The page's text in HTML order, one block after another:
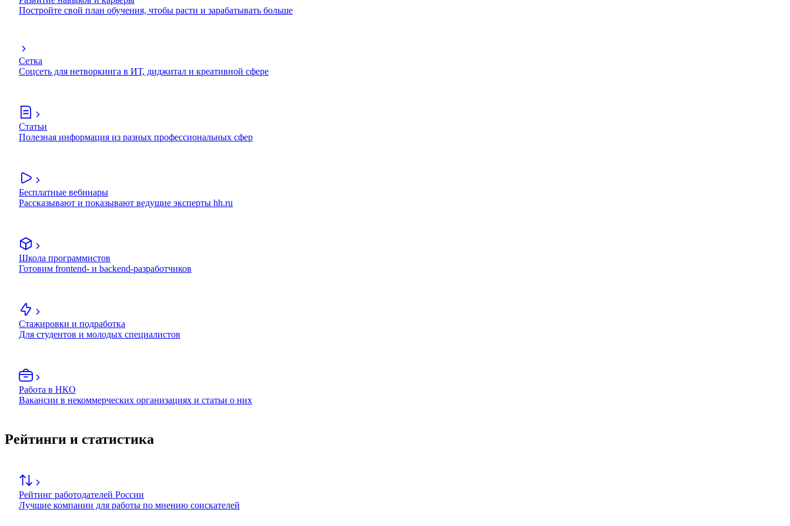
Постройте свой план обучения, чтобы расти и зарабатывать больше
Сетка
Соцсеть для нетворкинга в ИТ, диджитал и креативной сфере
Статьи
Полезная информация из разных профессиональных сфер
Бесплатные вебинары
Рассказывают и показывают ведущие эксперты hh.ru
Школа программистов
Готовим frontend- и backend-разработчиков
Стажировки и подработка
Для студентов и молодых специалистов
Работа в НКО
Вакансии в некоммерческих организациях и статьи о них
Рейтинги и статистика
Рейтинг работодателей России
Лучшие компании для работы по мнению соискателей